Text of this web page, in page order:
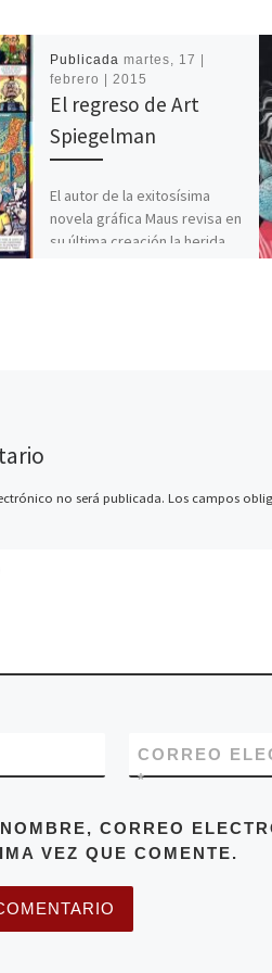
Publicadamartes, 17 |
febrero | 2015
El regreso de Art
Spiegelman
El autor de la exitosísima
novela gráfica Maus revisa en
su última creación la herida
no será publicada. Los campos
CORREO
*
CORREO
VEZ QUE COMENTE.